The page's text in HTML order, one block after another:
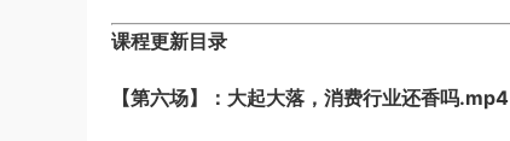
课程更新目录
【第六场】：大起大落，消费行业还香吗.mp4